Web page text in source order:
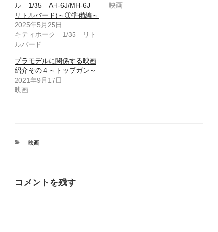
ル 1/35 AH-6J/MH-6J
リトルバード)～①準備編～
2025年5月25日
キティホーク 1/35 リト
ルバード
映画
プラモデルに関係する映画
紹介その４～トップガン～
2021年9月17日
映画
カ
映画
コメントを残す